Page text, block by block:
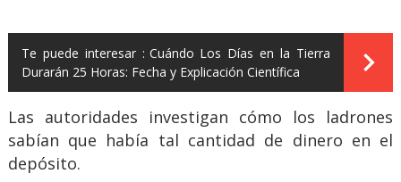
Te puede interesar : Cuándo Los Días en la Tierra
Durarán 25 Horas: Fecha y Explicación Científica
Las autoridades investigan cómo los ladrones
sabían que había tal cantidad de dinero en el
depósito.